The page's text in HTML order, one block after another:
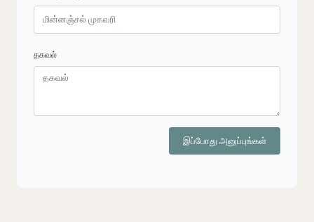
தகவல்
இப்போது அனுப்புங்கள்